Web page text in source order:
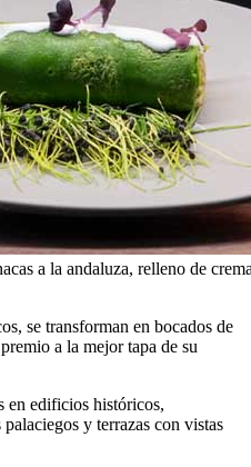
a la andaluza, relleno de
se transforman en bocados de
a la mejor tapa de su
en edificios históricos,
y terrazas con vistas